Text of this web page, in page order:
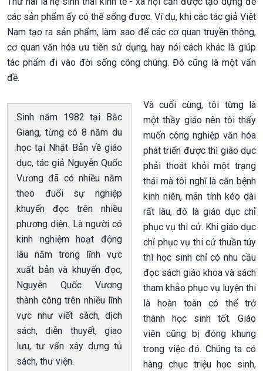
các sản phẩm ấy có thể sống được. Ví dụ, khi các tác giả Việt
Nam tạo ra sản phẩm, làm sao để các cơ quan truyền thông,
cơ quan văn hóa ưu tiên sử dụng, hay nói cách khác là giúp
tác phẩm đi vào đời sống công chúng. Đó cũng là một vấn
đề.
Sinh năm 1982 tại Bắc
Giang, từng có 8 năm du
học tại Nhật Bản về giáo
dục, tác giả Nguyễn Quốc
Vương đã có nhiều năm
theo đuổi sự nghiệp
khuyến đọc trên nhiều
phương diện. Là người có
kinh nghiệm hoạt động
lâu năm trong lĩnh vực
xuất bản và khuyến đọc,
Nguyễn Quốc Vương
thành công trên nhiều lĩnh
vực như viết sách, dịch
sách, diễn thuyết, giao
lưu, tư vấn xây dựng tủ
sách, thư viện.
Và cuối cùng, tôi từng là
một thầy giáo nên tôi thấy
muốn công nghiệp văn hóa
phát triển được thì giáo dục
phải thoát khỏi một trạng
thái mà tôi nghĩ là căn bệnh
kinh niên, mãn tính kéo dài
rất lâu, đó là giáo dục chỉ
phục vụ thi cử. Khi giáo dục
chỉ phục vụ thi cử thuần túy
thì học sinh chỉ có nhu cầu
đọc sách giáo khoa và sách
tham khảo phục vụ luyện thi
là hoàn toàn có thể trở
thành học sinh tốt. Giáo
viên cũng bị đóng khung
trong việc đó. Chúng ta có
hàng chục triệu học sinh,